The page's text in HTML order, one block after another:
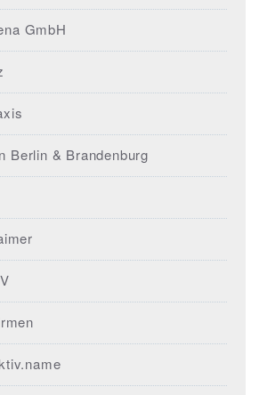
GmbH
Berlin & Brandenburg